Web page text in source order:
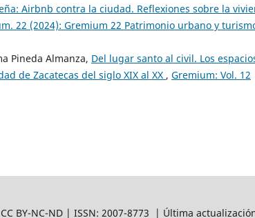
Airbnb contra la ciudad. Reflexiones sobre la
22 (2024): Gremium 22 Patrimonio urbano y
Pineda Almanza, Del lugar santo al civil. Los
de Zacatecas del siglo XIX al XX , Gremium: Vol. 12
BY-NC-ND | ISSN: 2007-8773 | Última